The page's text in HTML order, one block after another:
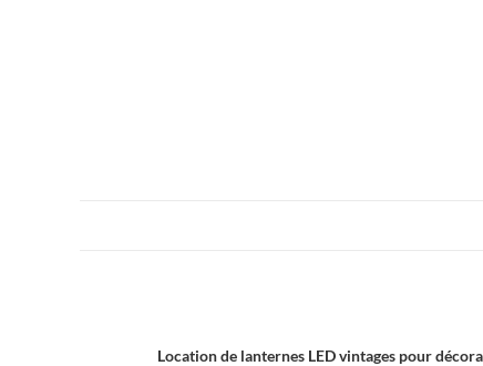
Location de lanternes LED vintages pour